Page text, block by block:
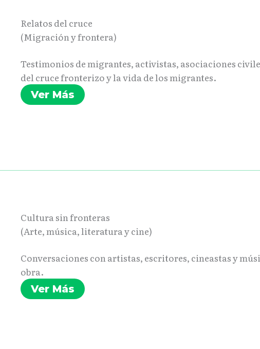
Relatos del cruce
(Migración y frontera)
Testimonios de migrantes, activistas, asociaciones
del cruce fronterizo y la vida de los migrantes.
Ver Más
Cultura sin fronteras
(Arte, música, literatura y cine)
Conversaciones con artistas, escritores, cineastas y
obra.
Ver Más